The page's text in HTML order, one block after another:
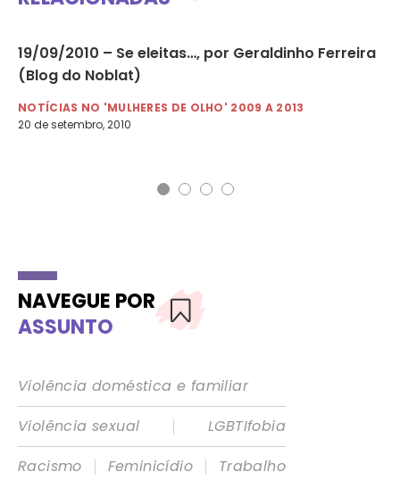
19/09/2010 – Se eleitas…, por Geraldinho Ferreira
(Blog do Noblat)
NOTÍCIAS NO 'MULHERES DE OLHO' 2009 A 2013
20 de setembro, 2010
NAVEGUE POR
ASSUNTO
Violência doméstica e familiar
Violência sexual
|
LGBTIfobia
Racismo
| Feminicídio |
Trabalho